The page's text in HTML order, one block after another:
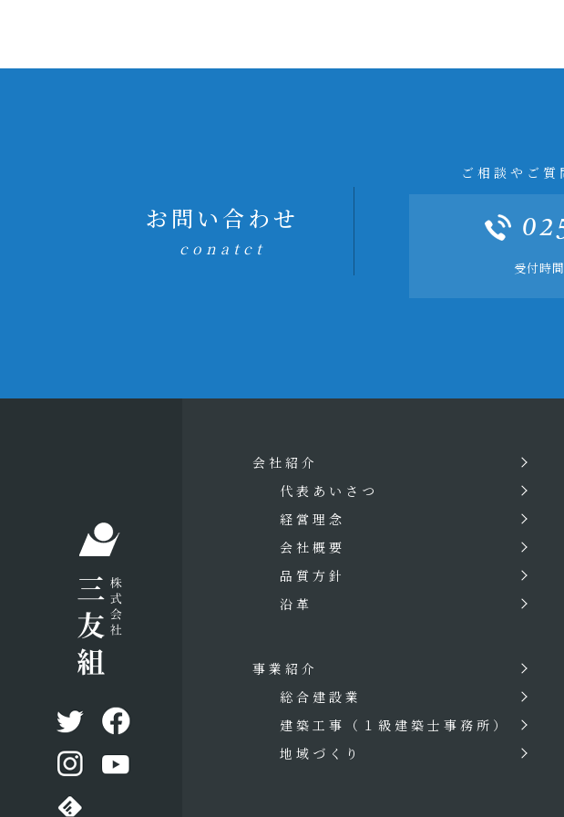
お問い合わせ
conatct
ご相談やご
受付時
会社紹介
代表あいさつ
経営理念
会社概要
品質方針
沿革
事業紹介
総合建設業
建築工事
（１級建築士事務所）
地域づくり